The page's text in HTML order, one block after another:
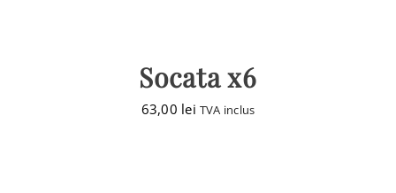
Socata x6
63,00 lei TVA inclus